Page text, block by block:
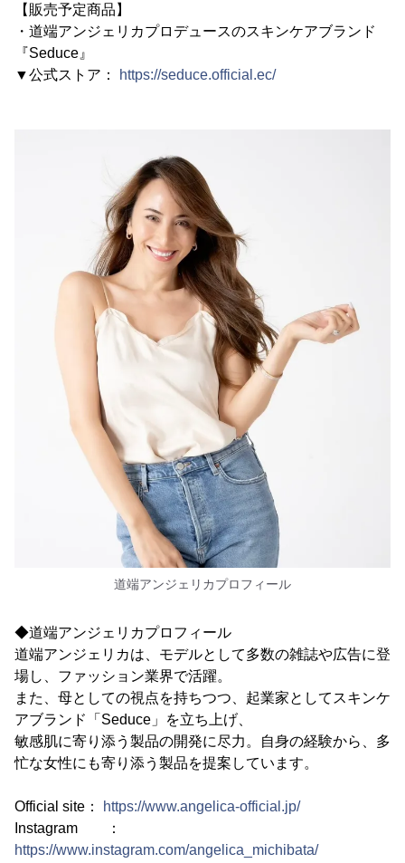
【販売予定商品】
・道端アンジェリカプロデュースのスキンケアブランド
『Seduce』
▼公式ストア：
https://seduce.official.ec/
道端アンジェリカプロフィール
◆道端アンジェリカプロフィール
道端アンジェリカは、モデルとして多数の雑誌や広告に登
場し、ファッション業界で活躍。
また、母としての視点を持ちつつ、起業家としてスキンケ
アブランド「Seduce」を立ち上げ、
敏感肌に寄り添う製品の開発に尽力。自身の経験から、多
忙な女性にも寄り添う製品を提案しています。
Official site：
https://www.angelica-official.jp/
Instagram ：
https://www.instagram.com/angelica_michibata/